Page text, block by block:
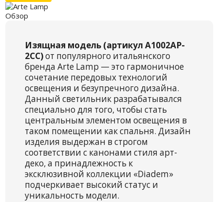
Обзор
Изящная модель (артикул A1002AP-
2CC)от популярного итальянского
бренда Arte Lamp — это гармоничное
сочетание передовых технологий
освещения и безупречного дизайна.
Данный светильник разрабатывался
специально для того, чтобы стать
центральным элементом освещения в
таком помещении как спальня. Дизайн
изделия выдержан в строгом
соответствии с канонами стиля арт-
деко, а принадлежность к
эксклюзивной коллекции «Diadem»
подчеркивает высокий статус и
уникальность модели.